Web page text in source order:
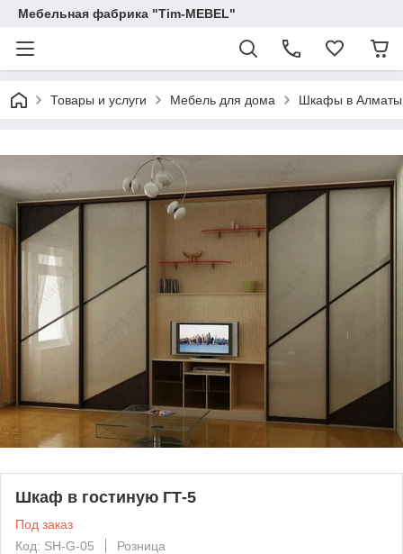
Мебельная фабрика "Tim-MEBEL"
Товары и услуги Мебель для дома Шкафы в Алматы
Шкаф в гостиную ГТ-5
Под заказ
Код: SH-G-05
Розница